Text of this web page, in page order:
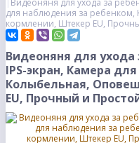
Видеоняня для ухода за
для наблюдения за
кормлении, Штекер EU,
Видеоняня для
IPS-экран, Камера
Колыбельная,
EU, Прочный и